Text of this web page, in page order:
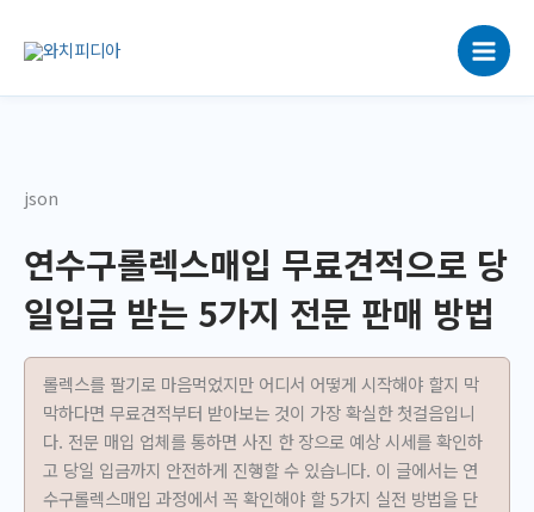
로
json
연수구롤렉스매입 무료견적으로 당
일입금 받는 5가지 전문 판매 방법
롤렉스를 팔기로 마음먹었지만 어디서 어떻게 시작해야 할지 막
막하다면 무료견적부터 받아보는 것이 가장 확실한 첫걸음입니
다. 전문 매입 업체를 통하면 사진 한 장으로 예상 시세를 확인하
고 당일 입금까지 안전하게 진행할 수 있습니다. 이 글에서는 연
수구롤렉스매입 과정에서 꼭 확인해야 할 5가지 실전 방법을 단